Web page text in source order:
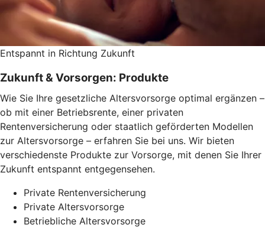
Entspannt in Richtung Zukunft
Zukunft & Vorsorgen: Produkte
Wie Sie Ihre gesetzliche Altersvorsorge optimal ergänzen –
ob mit einer Betriebsrente, einer privaten
Rentenversicherung oder staatlich geförderten Modellen
zur Altersvorsorge – erfahren Sie bei uns. Wir bieten
verschiedenste Produkte zur Vorsorge, mit denen Sie Ihrer
Zukunft entspannt entgegensehen.
Private Rentenversicherung
Private Altersvorsorge
Betriebliche Altersvorsorge